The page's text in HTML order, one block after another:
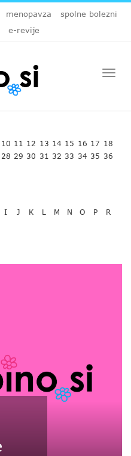
menopavza
spolne bolezni
e-revije
10 11 12 13 14 15 16 17 18
28 29 30 31 32 33 34 35 36
I J K L M N O P
R